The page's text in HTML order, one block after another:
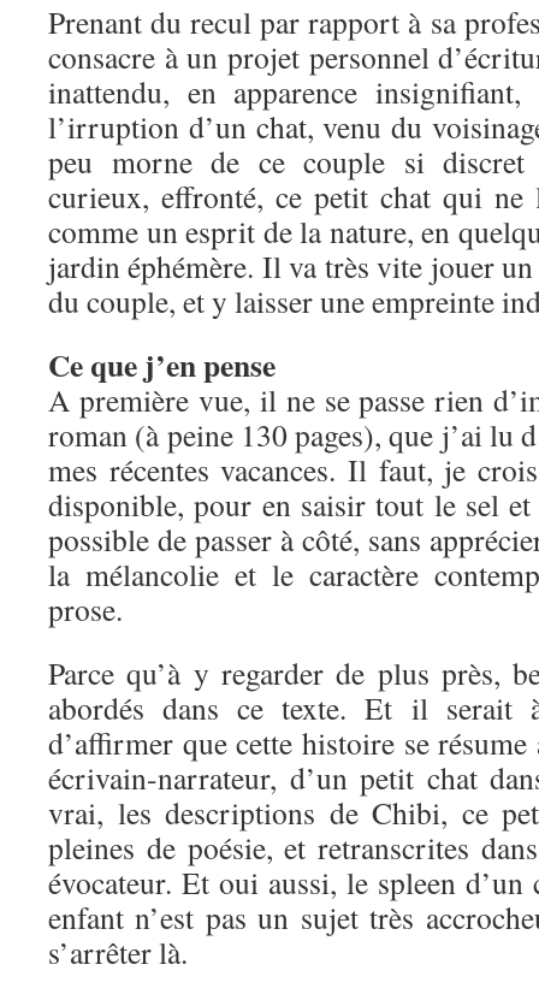
Prenant du recul par rapport à sa
consacre à un projet personnel
inattendu, en apparence
l’irruption d’un chat, venu du
peu morne de ce couple si discret
curieux, effronté, ce petit chat qui ne
comme un esprit de la nature, en
jardin éphémère. Il va très vite jouer
du couple, et y laisser une empreinte
Ce que j’en pense
A première vue, il ne se passe rien
roman (à peine 130 pages), que j’ai lu
mes récentes vacances. Il faut, je
disponible, pour en saisir tout le sel
possible de passer à côté, sans
la mélancolie et le caractère
prose.
Parce qu’à y regarder de plus près,
abordés dans ce texte. Et il serait
d’affirmer que cette histoire se
écrivain-narrateur, d’un petit chat
vrai, les descriptions de Chibi, ce
pleines de poésie, et retranscrites
évocateur. Et oui aussi, le spleen d’un
enfant n’est pas un sujet très
s’arrêter là.